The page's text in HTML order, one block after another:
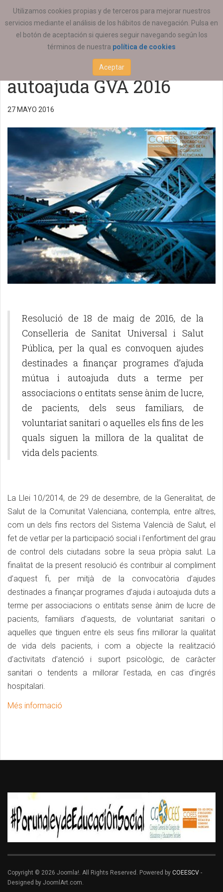
Utilizamos cookies propias y de terceros para mejorar nuestros
servicios mediante el análisis de los hábitos de navegación. Pulsa en
el botón de aceptación si quieres seguir navegando según los
términos de nuestra política de cookies
Aceptar
ESTÁ AQUÍ: ACTUALIDAD REGIONAL
Ajudes per programes
d’ajuda mútua i
autoajuda GVA 2016
27 MAYO 2016
Resolució de 18 de maig de 2016, de la
Conselleria de Sanitat Universal i Salut
Pública, per la qual es convoquen ajudes
destinades a finançar programes d’ajuda
mútua i autoajuda duts a terme per
associacions o entitats sense ànim de lucre,
de pacients, dels seus familiars, de
voluntariat sanitari o aquelles els fins de les
quals siguen la millora de la qualitat de
vida dels pacients.
La Llei 10/2014, de 29 de desembre, de la Generalitat, de
Salut de la Comunitat Valenciana, contempla, entre altres,
com un dels fins rectors del Sistema Valencià de Salut, el
fet de vetlar per la participació social i l’enfortiment del grau
de control dels ciutadans sobre la seua pròpia salut. La
finalitat de la present resolució és contribuir al compliment
d’aquest fi, per mitjà de la convocatòria d’ajudes
destinades a finançar programes d’ajuda i autoajuda duts a
terme per associacions o entitats sense ànim de lucre de
pacients, familiars d’aquests, de voluntariat sanitari o
aquelles que tinguen entre els seus fins millorar la qualitat
de vida dels pacients, i com a objecte la realització
d’activitats d’atenció i suport psicològic, de caràcter
sanitari o tendents a millorar l’estada, en cas d’ingrés
hospitalari.
Més informació
Copyright © 2026 Joomla!. All Rights Reserved. Powered by COEESCV -
Designed by JoomlArt.com.